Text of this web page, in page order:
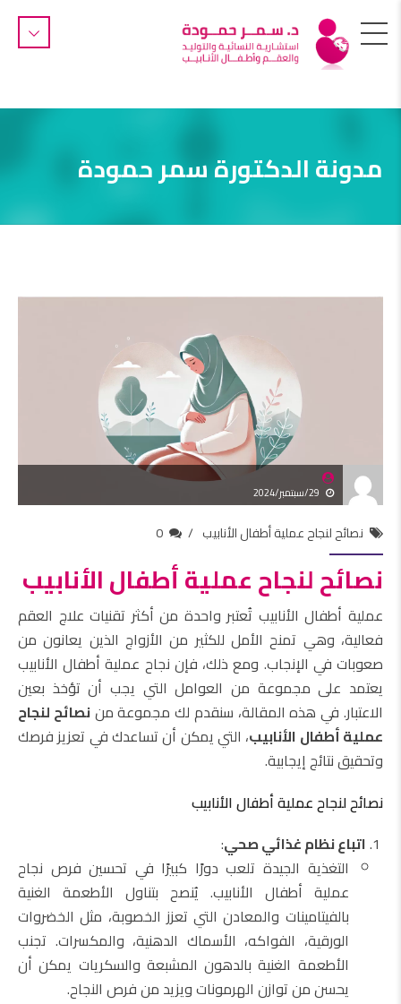
مدونة الدكتورة سمر حمودة
29/سبتمبر/2024
نصائح لنجاح عملية أطفال الأنابيب 0
نصائح لنجاح عملية أطفال الأنابيب
عملية أطفال الأنابيب تُعتبر واحدة من أكثر تقنيات علاج العقم
فعالية، وهي تمنح الأمل للكثير من الأزواج الذين يعانون من
صعوبات في الإنجاب. ومع ذلك، فإن نجاح عملية أطفال الأنابيب
يعتمد على مجموعة من العوامل التي يجب أن تؤخذ بعين
الاعتبار. في هذه المقالة، سنقدم لك مجموعة مننصائح لنجاح
عملية أطفال الأنابيب، التي يمكن أن تساعدك في تعزيز فرصك
وتحقيق نتائج إيجابية.
نصائح لنجاح عملية أطفال الأنابيب
اتباع نظام غذائي صحي:
التغذية الجيدة تلعب دورًا كبيرًا في تحسين فرص نجاح
عملية أطفال الأنابيب. يُنصح بتناول الأطعمة الغنية
بالفيتامينات والمعادن التي تعزز الخصوبة، مثل الخضروات
الورقية، الفواكه، الأسماك الدهنية، والمكسرات. تجنب
الأطعمة الغنية بالدهون المشبعة والسكريات يمكن أن
يحسن من توازن الهرمونات ويزيد من فرص النجاح.